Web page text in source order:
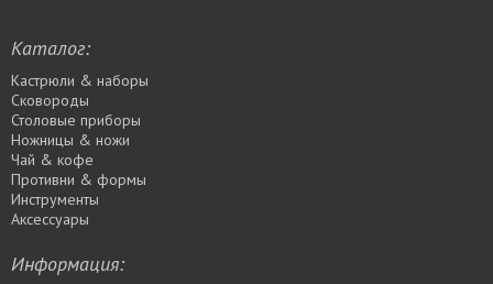
Каталог:
Кастрюли & наборы
Сковороды
Столовые приборы
Ножницы & ножи
Чай & кофе
Противни & формы
Инструменты
Аксессуары
Информация: